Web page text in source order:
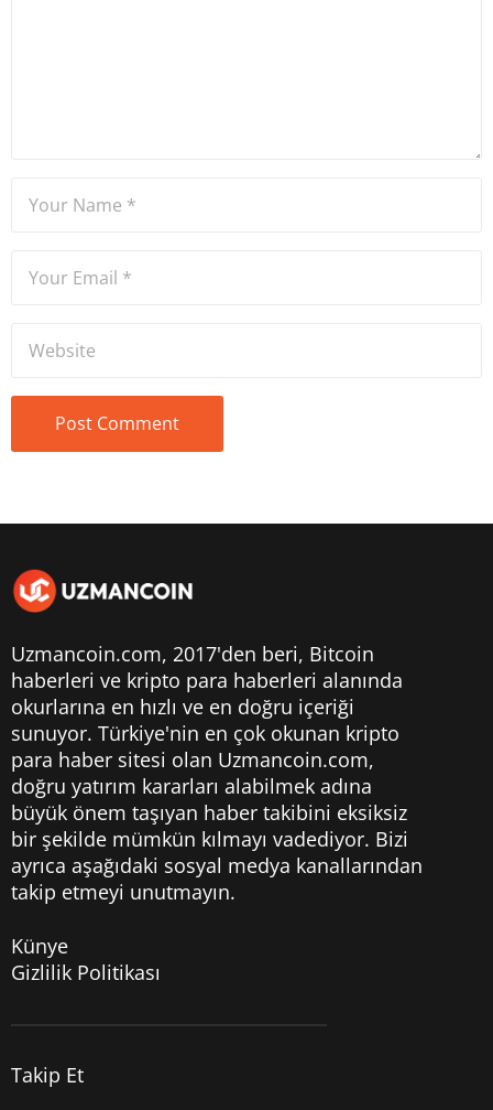
Uzmancoin.com, 2017'den beri, Bitcoin
haberleri ve kripto para haberleri alanında
okurlarına en hızlı ve en doğru içeriği
sunuyor. Türkiye'nin en çok okunan kripto
para haber sitesi olan Uzmancoin.com,
doğru yatırım kararları alabilmek adına
büyük önem taşıyan haber takibini eksiksiz
bir şekilde mümkün kılmayı vadediyor. Bizi
ayrıca aşağıdaki sosyal medya kanallarından
takip etmeyi unutmayın.
Künye
Gizlilik Politikası
Takip Et